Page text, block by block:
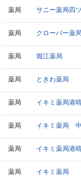
薬局 サニー薬局四
薬局 クローバー薬局
薬局 堀江薬局
薬局 ときわ薬局
薬局 イキミ薬局港
薬局 イキミ薬局
薬局 イキミ薬局港
薬局 イキミ薬局